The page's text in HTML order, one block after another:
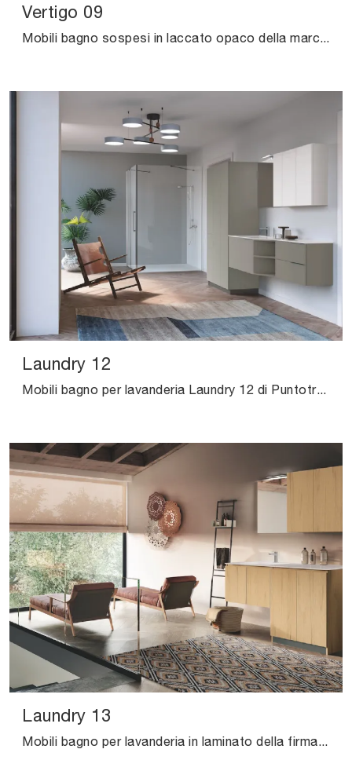
Vertigo 09
Mobili bagno sospesi in laccato opaco della marca Puntotre: clicca e scopri l'arredo bagno design Vertigo 09 per il tuo bagno.
Laundry 12
Mobili bagno per lavanderia Laundry 12 di Puntotre: scopri l'Arredo Bagno in laminato moderno e arreda il tuo bagno.
Laundry 13
Mobili bagno per lavanderia in laminato della firma Puntotre: clicca e scopri l'arredo bagno moderno Laundry 13 per la stanza del benessere.